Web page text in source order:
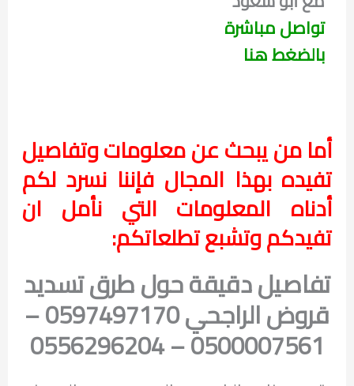
تواصل مباشرة
بالضغط هنا
أما من يبحث عن معلومات وتفاصيل
تفيده بهذا المجال فإننا نسرد لكم
أدناه المعلومات التي نأمل ان
تفيدكم وتشبع تطلعاتكم:
تفاصيل دقيقة حول طرق تسديد
قروض الراجحي 0597497170 –
0500007561 – 0556296204